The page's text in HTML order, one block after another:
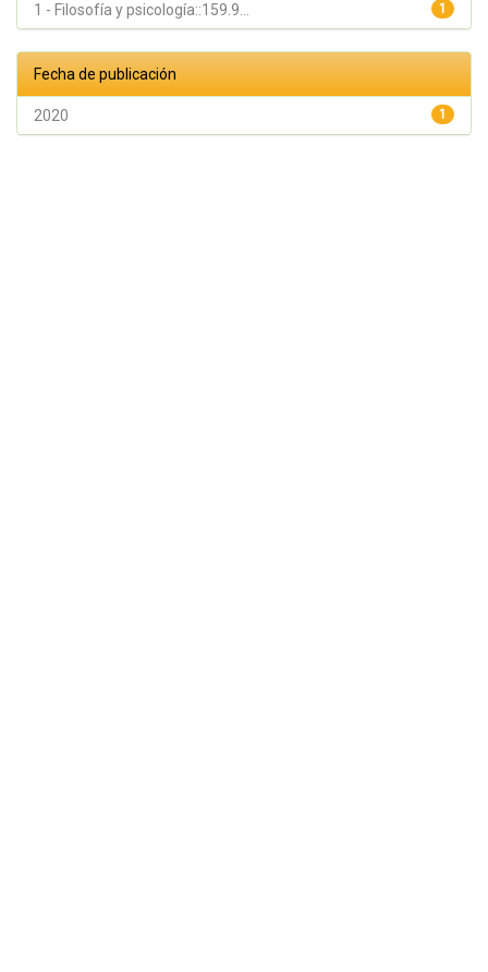
1
1 - Filosofía y psicología::159.9...
Fecha de publicación
1
2020